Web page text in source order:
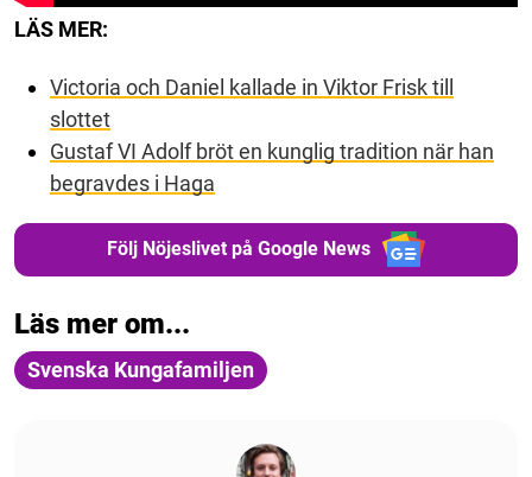
LÄS MER:
Victoria och Daniel kallade in Viktor Frisk till
slottet
Gustaf VI Adolf bröt en kunglig tradition när han
begravdes i Haga
Följ Nöjeslivet på Google News
Läs mer om...
Svenska Kungafamiljen